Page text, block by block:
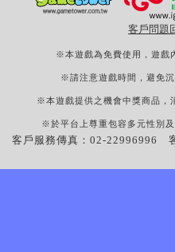
客戶問題
※本遊戲為免費使用，遊戲
※請注意遊戲時間，避免
※本遊戲提供之機會中獎商品，
※於平台上尊重包容多元性別
客戶服務傳真：02-22996996